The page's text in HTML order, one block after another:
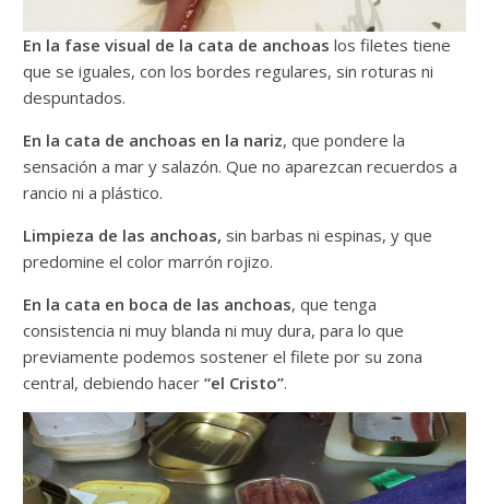
En la fase visual de la cata de anchoas los filetes tiene
que se iguales, con los bordes regulares, sin roturas ni
despuntados.
En la cata de anchoas en la nariz, que pondere la
sensación a mar y salazón. Que no aparezcan recuerdos a
rancio ni a plástico.
Limpieza de las anchoas,sin barbas ni espinas, y que
predomine el color marrón rojizo.
En la cata en boca de las anchoas, que tenga
consistencia ni muy blanda ni muy dura, para lo que
previamente podemos sostener el filete por su zona
central, debiendo hacer“el Cristo”.